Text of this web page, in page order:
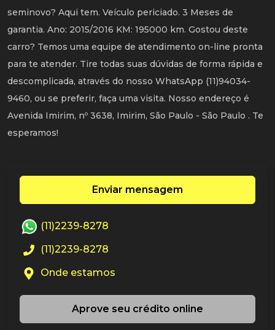
seminovo? Aqui tem. Veículo periciado. 3 Meses de
garantia. Ano: 2015/2016 KM: 195000 km. Gostou deste
carro? Temos uma equipe de atendimento on-line pronta
para te atender. Tire todas suas dúvidas de forma rápida e
descomplicada, através do nosso WhatsApp (11)94034-
9460, ou se preferir, faça uma visita. Nosso endereço é
Avenida Imirim, nº 3638, Imirim, São Paulo - São Paulo . Te
esperamos!
Enviar mensagem
(11)2239-8278
(11)2239-8278
Onde estamos
Aprove seu crédito online